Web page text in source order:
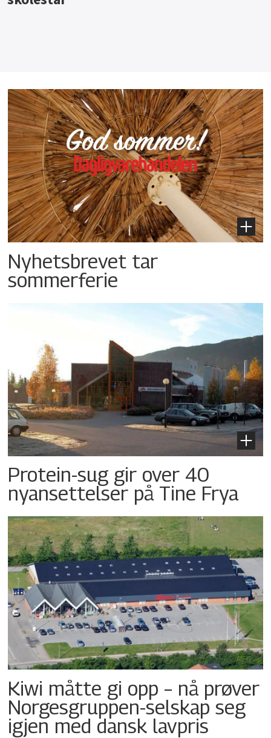
Nyhetsbrevet tar
sommerferie
Protein-sug gir over 40
nyansettelser på Tine Frya
Kiwi måtte gi opp – nå prøver
Norgesgruppen-selskap seg
igjen med dansk lavpris